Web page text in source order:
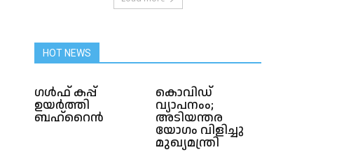
HOT NEWS
ഗൾഫ് കപ്പ്
ഉയർത്തി
ബഹ്‌റൈൻ
കൊവിഡ്
വ്യാപനംം;
അടിയന്തര
യോഗം വിളിച്ചു
മുഖ്യമന്ത്രി